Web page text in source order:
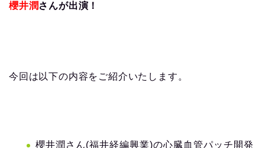
櫻井潤さんが出演！
今回は以下の内容をご紹介いたします。
櫻井潤さん(福井経編興業)の心臓血管パッチ開発